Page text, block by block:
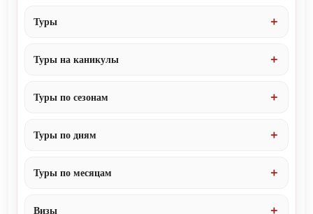
Туры
Туры на каникулы
Туры по сезонам
Туры по дням
Туры по месяцам
Визы